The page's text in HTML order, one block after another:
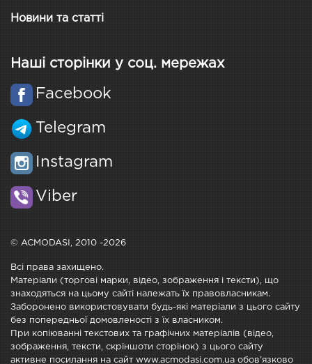
Новини та статті
Наші сторінки у соц. мережах
Facebook
Telegram
Instagram
Viber
© ACMODASI, 2010 -2026
Всі права захищено.
Матеріали (торгові марки, відео, зображення і тексти), що
знаходяться на цьому сайті належать їх правовласникам.
Заборонено використовувати будь-які матеріали з цього сайту
без попередньої домовленості з їх власником.
При копіюванні текстових та графічних матеріалів (відео,
зображення, тексти, скріншоти сторінок) з цього сайту
активне посилання на сайт www.acmodasi.com.ua обов'язково